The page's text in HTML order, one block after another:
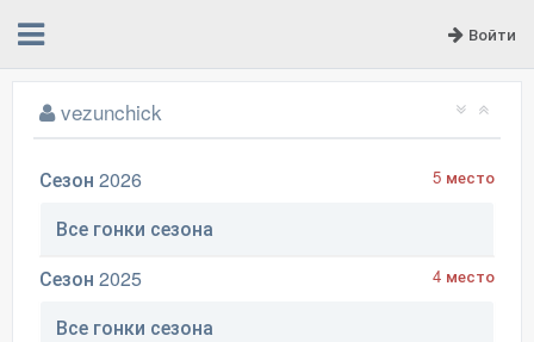
Войти
vezunchick
Сезон 2026 5 место
Все гонки сезона
Сезон 2025
4 место
Все гонки сезона